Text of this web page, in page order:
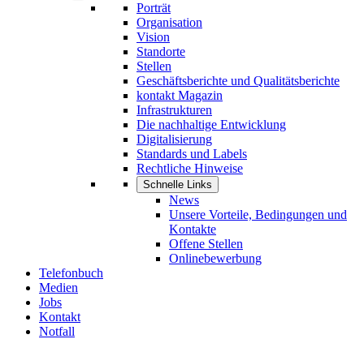
Porträt
Organisation
Vision
Standorte
Stellen
Geschäftsberichte und Qualitätsberichte
kontakt Magazin
Infrastrukturen
Die nachhaltige Entwicklung
Digitalisierung
Standards und Labels
Rechtliche Hinweise
Schnelle Links
News
Unsere Vorteile, Bedingungen und
Kontakte
Offene Stellen
Onlinebewerbung
Telefonbuch
Medien
Jobs
Kontakt
Notfall